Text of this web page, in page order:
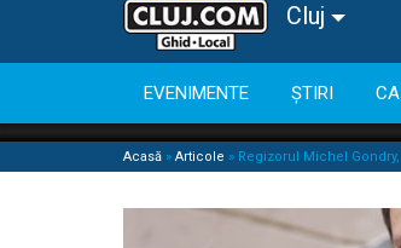
Cluj
EVENIMENTE ȘTIRI
Acasă » Articole » Regizorul Michel